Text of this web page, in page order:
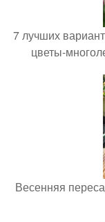
7 лучших
цветы-
Весенняя